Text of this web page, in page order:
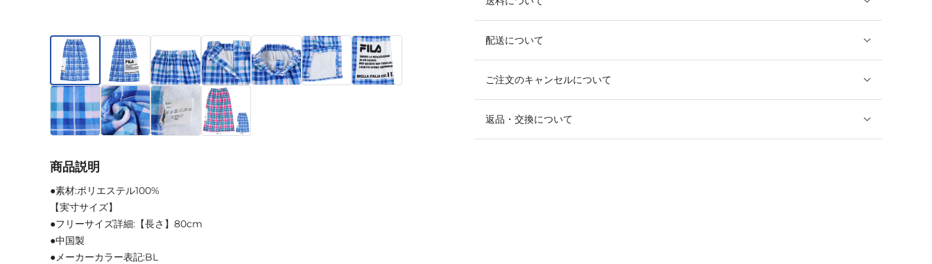
配送について
ご注文のキャンセルについて
返品・交換について
商品説明
●素材:ポリエステル100%
【実寸サイズ】
●フリーサイズ詳細:【長さ】80cm
●中国製
●メーカーカラー表記:BL